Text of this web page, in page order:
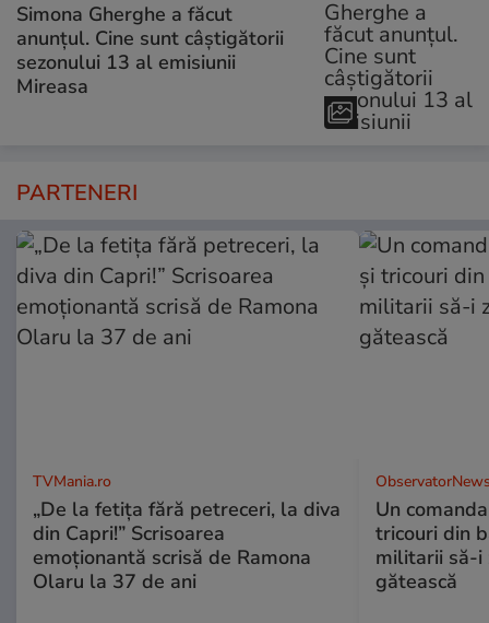
Simona Gherghe a făcut
anunțul. Cine sunt câștigătorii
sezonului 13 al emisiunii
Mireasa
PARTENERI
TVMania.ro
„De la fetița fără petreceri, la diva
din Capri!” Scrisoarea
emoționantă scrisă de Ramona
Olaru la 37 de ani
Un
tricouri din
militarii să-i
gătească